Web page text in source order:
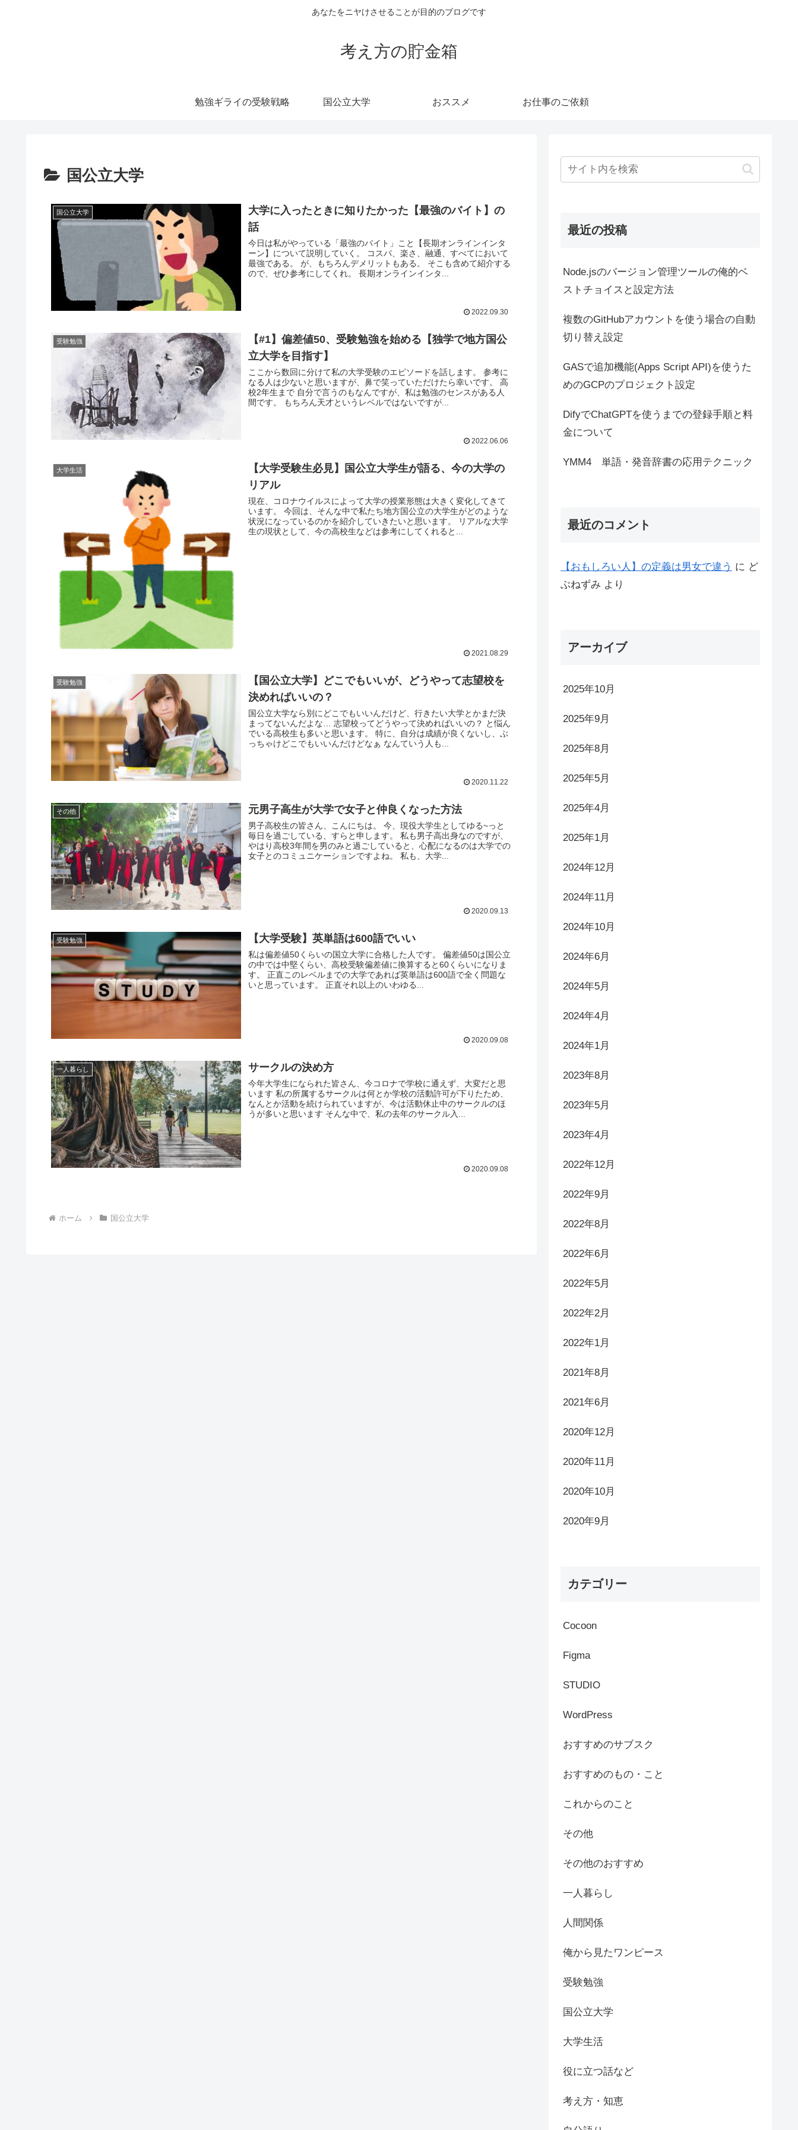
あなたをニヤけさせることが目的のブログです
考え方の貯金箱
勉強ギライの受験戦略 国公立大学 おススメ お仕事のご依頼
国公立大学
国公立大学
大学に入ったときに知りたかった【最強のバイト】の
話
今日は私がやっている「最強のバイト」こと【長期オンラインインタ
ーン】について説明していく。 コスパ、楽さ、融通、すべてにおいて
最強である。 が、もちろんデメリットもある。 そこも含めて紹介する
ので、ぜひ参考にしてくれ。 長期オンラインインタ...
2022.09.30
受験勉強
【#1】偏差値50、受験勉強を始める【独学で地方国公
立大学を目指す】
ここから数回に分けて私の大学受験のエピソードを話します。 参考に
なる人は少ないと思いますが、鼻で笑っていただけたら幸いです。 高
校2年生まで 自分で言うのもなんですが、私は勉強のセンスがある人
間です。 もちろん天才というレベルではないですが...
2022.06.06
大学生活
【大学受験生必見】国公立大学生が語る、今の大学の
リアル
現在、コロナウイルスによって大学の授業形態は大きく変化してきて
います。 今回は、そんな中で私たち地方国公立の大学生がどのような
状況になっているのかを紹介していきたいと思います。 リアルな大学
生の現状として、今の高校生などは参考にしてくれると...
2021.08.29
受験勉強
【国公立大学】どこでもいいが、どうやって志望校を
決めればいいの？
国公立大学なら別にどこでもいいんだけど、行きたい大学とかまだ決
まってないんだよな… 志望校ってどうやって決めればいいの？ と悩ん
でいる高校生も多いと思います。 特に、自分は成績が良くないし、ぶ
っちゃけどこでもいいんだけどなぁ なんていう人も...
2020.11.22
その他 元男子高生が大学で女子と仲良くなった方法
男子高校生の皆さん、こんにちは。 今、現役大学生としてゆる~っと
毎日を過ごしている、すらと申します。 私も男子高出身なのですが、
やはり高校3年間を男のみと過ごしていると、心配になるのは大学での
女子とのコミュニケーションですよね。 私も、大学...
2020.09.13
受験勉強 【大学受験】英単語は600語でいい
私は偏差値50くらいの国立大学に合格した人です。 偏差値50は国公立
の中では中堅くらい、高校受験偏差値に換算すると60くらいになりま
す。 正直このレベルまでの大学であれば英単語は600語で全く問題な
いと思っています。 正直それ以上のいわゆる...
2020.09.08
一人暮らし サークルの決め方
今年大学生になられた皆さん、今コロナで学校に通えず、大変だと思
います 私の所属するサークルは何とか学校の活動許可が下りたため、
なんとか活動を続けられていますが、今は活動休止中のサークルのほ
うが多いと思います そんな中で、私の去年のサークル入...
2020.09.08
ホーム 国公立大学
最近の投稿
Node.jsのバージョン管理ツールの俺的ベ
ストチョイスと設定方法
複数のGitHubアカウントを使う場合の自動
切り替え設定
GASで追加機能(Apps Script API)を使うた
めのGCPのプロジェクト設定
DifyでChatGPTを使うまでの登録手順と料
金について
YMM4 単語・発音辞書の応用テクニック
最近のコメント
【おもしろい人】の定義は男女で違う に ど
ぶねずみ より
アーカイブ
2025年10月
2025年9月
2025年8月
2025年5月
2025年4月
2025年1月
2024年12月
2024年11月
2024年10月
2024年6月
2024年5月
2024年4月
2024年1月
2023年8月
2023年5月
2023年4月
2022年12月
2022年9月
2022年8月
2022年6月
2022年5月
2022年2月
2022年1月
2021年8月
2021年6月
2020年12月
2020年11月
2020年10月
2020年9月
カテゴリー
Cocoon
Figma
STUDIO
WordPress
おすすめのサブスク
おすすめのもの・こと
これからのこと
その他
その他のおすすめ
一人暮らし
人間関係
俺から見たワンピース
受験勉強
国公立大学
大学生活
役に立つ話など
考え方・知恵